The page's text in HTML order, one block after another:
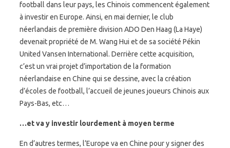
football dans leur pays, les Chinois commencent également
à investir en Europe. Ainsi, en mai dernier, le club
néerlandais de première division ADO Den Haag (La Haye)
devenait propriété de M. Wang Hui et de sa société Pékin
United Vansen International. Derrière cette acquisition,
c’est un vrai projet d’importation de la formation
néerlandaise en Chine qui se dessine, avec la création
d’écoles de football, l’accueil de jeunes joueurs Chinois aux
Pays-Bas, etc…
…et va y investir lourdement à moyen terme
En d’autres termes, l’Europe va en Chine pour y signer des